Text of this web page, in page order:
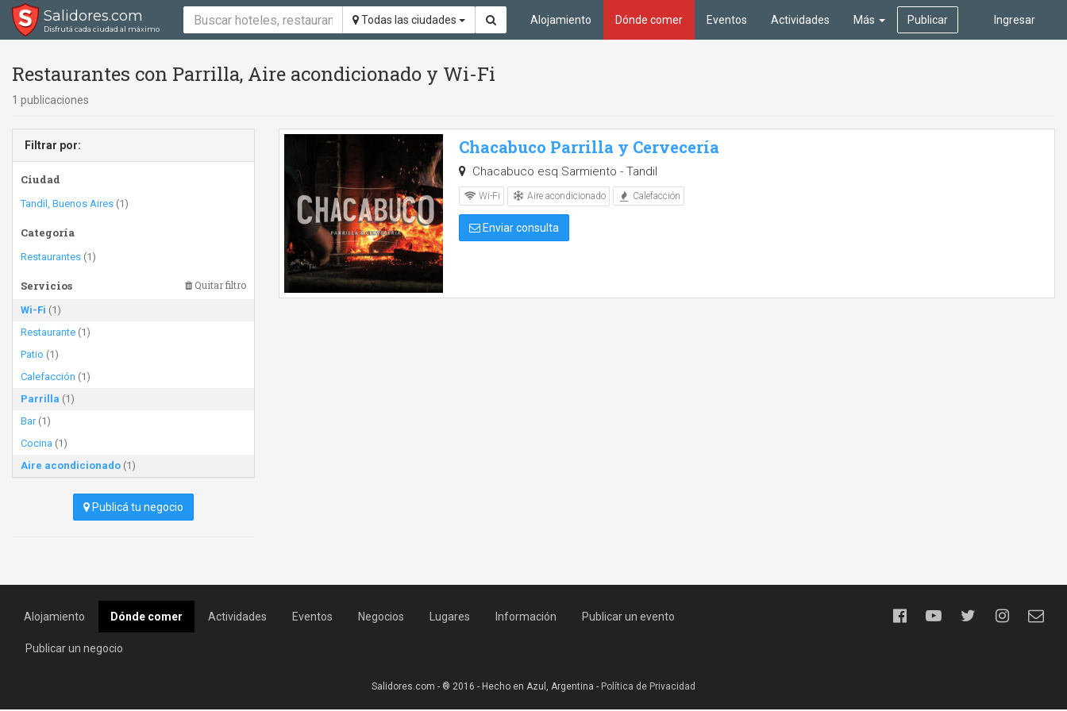
Salidores.com
Disfrutá cada ciudad al máximo
Todas las ciudades Ingresar
Alojamiento Dónde comer Eventos Actividades Más Publicar
Restaurantes con Parrilla, Aire acondicionado y Wi-Fi
1 publicaciones
Filtrar por:
Ciudad
Tandil, Buenos Aires (1)
Categoría
Restaurantes (1)
Servicios Quitar filtro
Wi-Fi (1)
Restaurante (1)
Patio (1)
Calefacción (1)
Parrilla (1)
Bar(1)
Cocina (1)
Aire acondicionado (1)
Publicá tu negocio
Chacabuco Parrilla y Cervecería
Chacabuco esq Sarmiento - Tandil
Wi-Fi Aire acondicionado Calefacción
Enviar consulta
Alojamiento Dónde comer Actividades Eventos Negocios Lugares Información Publicar un evento
Publicar un negocio
Salidores.com - ® 2016 - Hecho en Azul, Argentina - Política de Privacidad